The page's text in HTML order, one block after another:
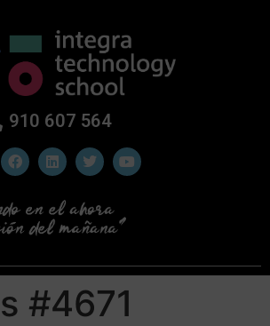
910 607 564
#4671